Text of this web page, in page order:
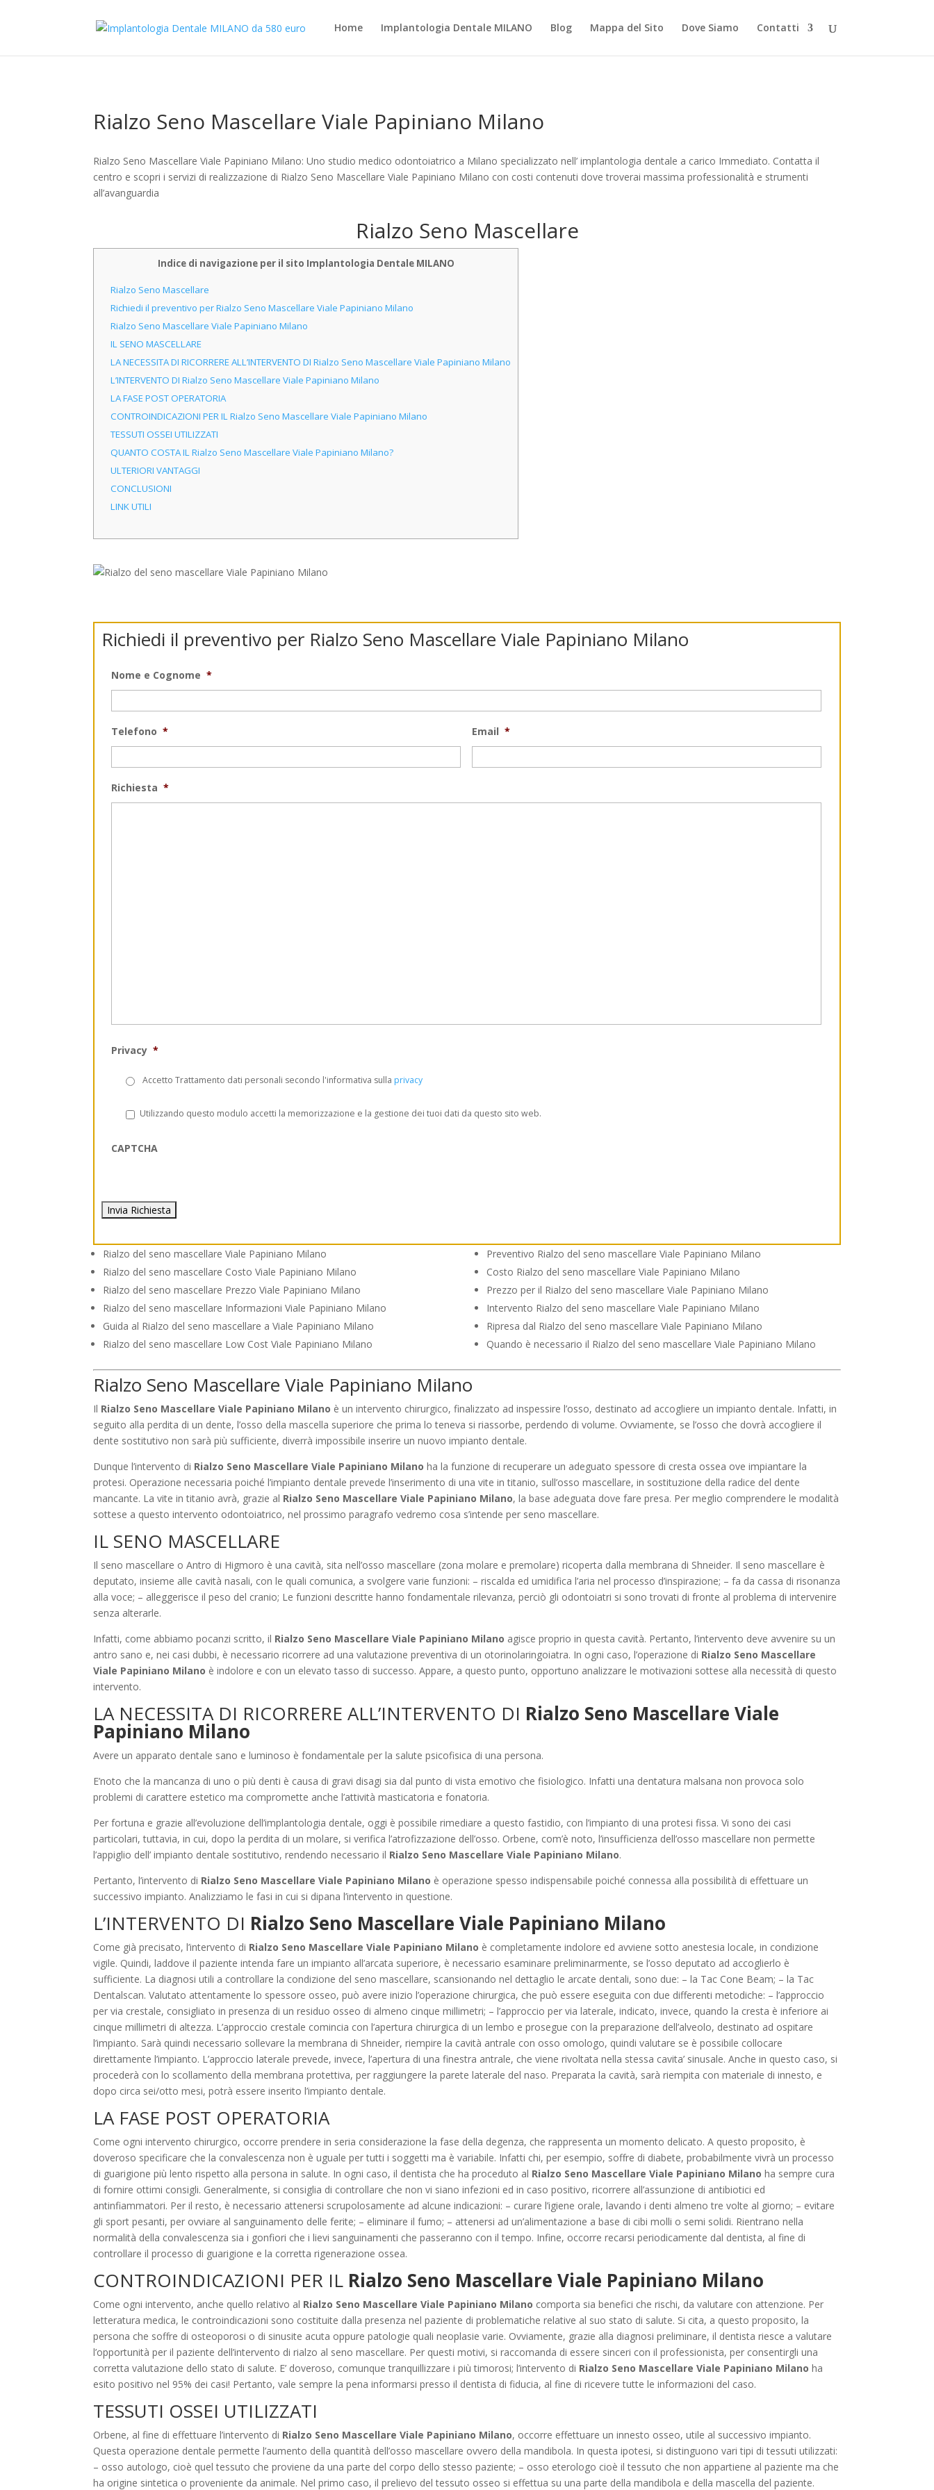
Home Implantologia Dentale MILANO Blog Mappa del Sito Dove Siamo Contatti
Rialzo Seno Mascellare Viale Papiniano Milano
Rialzo Seno Mascellare Viale Papiniano Milano: Uno studio medico odontoiatrico a Milano specializzato nell’ implantologia dentale a carico Immediato. Contatta il
centro e scopri i servizi di realizzazione di Rialzo Seno Mascellare Viale Papiniano Milano con costi contenuti dove troverai massima professionalità e strumenti
all’avanguardia
Rialzo Seno Mascellare
Indice di navigazione per il sito Implantologia Dentale MILANO
Rialzo Seno Mascellare
Richiedi il preventivo per Rialzo Seno Mascellare Viale Papiniano Milano
Rialzo Seno Mascellare Viale Papiniano Milano
IL SENO MASCELLARE
LA NECESSITA DI RICORRERE ALL’INTERVENTO DI Rialzo Seno Mascellare Viale Papiniano Milano
L’INTERVENTO DI Rialzo Seno Mascellare Viale Papiniano Milano
LA FASE POST OPERATORIA
CONTROINDICAZIONI PER IL Rialzo Seno Mascellare Viale Papiniano Milano
TESSUTI OSSEI UTILIZZATI
QUANTO COSTA IL Rialzo Seno Mascellare Viale Papiniano Milano?
ULTERIORI VANTAGGI
CONCLUSIONI
LINK UTILI
Richiedi il preventivo per Rialzo Seno Mascellare Viale Papiniano Milano
Nome e Cognome *
Telefono * Email *
Richiesta *
Privacy *
Accetto Trattamento dati personali secondo l'informativa sulla privacy
Privacy *
Utilizzando questo modulo accetti la memorizzazione e la gestione dei tuoi dati da questo sito web.
CAPTCHA
Rialzo del seno mascellare Viale Papiniano Milano
Rialzo del seno mascellare Costo Viale Papiniano Milano
Rialzo del seno mascellare Prezzo Viale Papiniano Milano
Rialzo del seno mascellare Informazioni Viale Papiniano Milano
Guida al Rialzo del seno mascellare a Viale Papiniano Milano
Rialzo del seno mascellare Low Cost Viale Papiniano Milano
Preventivo Rialzo del seno mascellare Viale Papiniano Milano
Costo Rialzo del seno mascellare Viale Papiniano Milano
Prezzo per il Rialzo del seno mascellare Viale Papiniano Milano
Intervento Rialzo del seno mascellare Viale Papiniano Milano
Ripresa dal Rialzo del seno mascellare Viale Papiniano Milano
Quando è necessario il Rialzo del seno mascellare Viale Papiniano Milano
Rialzo Seno Mascellare Viale Papiniano Milano
Il Rialzo Seno Mascellare Viale Papiniano Milano è un intervento chirurgico, finalizzato ad inspessire l’osso, destinato ad accogliere un impianto dentale. Infatti, in
seguito alla perdita di un dente, l’osso della mascella superiore che prima lo teneva si riassorbe, perdendo di volume. Ovviamente, se l’osso che dovrà accogliere il
dente sostitutivo non sarà più sufficiente, diverrà impossibile inserire un nuovo impianto dentale.
Dunque l’intervento di Rialzo Seno Mascellare Viale Papiniano Milano ha la funzione di recuperare un adeguato spessore di cresta ossea ove impiantare la
protesi. Operazione necessaria poiché l’impianto dentale prevede l’inserimento di una vite in titanio, sull’osso mascellare, in sostituzione della radice del dente
mancante. La vite in titanio avrà, grazie al Rialzo Seno Mascellare Viale Papiniano Milano, la base adeguata dove fare presa. Per meglio comprendere le modalità
sottese a questo intervento odontoiatrico, nel prossimo paragrafo vedremo cosa s’intende per seno mascellare.
IL SENO MASCELLARE
Il seno mascellare o Antro di Higmoro è una cavità, sita nell’osso mascellare (zona molare e premolare) ricoperta dalla membrana di Shneider. Il seno mascellare è
deputato, insieme alle cavità nasali, con le quali comunica, a svolgere varie funzioni: – riscalda ed umidifica l’aria nel processo d’inspirazione; – fa da cassa di risonanza
alla voce; – alleggerisce il peso del cranio; Le funzioni descritte hanno fondamentale rilevanza, perciò gli odontoiatri si sono trovati di fronte al problema di intervenire
senza alterarle.
Infatti, come abbiamo pocanzi scritto, il Rialzo Seno Mascellare Viale Papiniano Milano agisce proprio in questa cavità. Pertanto, l’intervento deve avvenire su un
antro sano e, nei casi dubbi, è necessario ricorrere ad una valutazione preventiva di un otorinolaringoiatra. In ogni caso, l’operazione di Rialzo Seno Mascellare
Viale Papiniano Milano è indolore e con un elevato tasso di successo. Appare, a questo punto, opportuno analizzare le motivazioni sottese alla necessità di questo
intervento.
LA NECESSITA DI RICORRERE ALL’INTERVENTO DI Rialzo Seno Mascellare Viale
Papiniano Milano
Avere un apparato dentale sano e luminoso è fondamentale per la salute psicofisica di una persona.
E’noto che la mancanza di uno o più denti è causa di gravi disagi sia dal punto di vista emotivo che fisiologico. Infatti una dentatura malsana non provoca solo
problemi di carattere estetico ma compromette anche l’attività masticatoria e fonatoria.
Per fortuna e grazie all’evoluzione dell’implantologia dentale, oggi è possibile rimediare a questo fastidio, con l’impianto di una protesi fissa. Vi sono dei casi
particolari, tuttavia, in cui, dopo la perdita di un molare, si verifica l’atrofizzazione dell’osso. Orbene, com’è noto, l’insufficienza dell’osso mascellare non permette
l’appiglio dell’ impianto dentale sostitutivo, rendendo necessario il Rialzo Seno Mascellare Viale Papiniano Milano.
Pertanto, l’intervento di Rialzo Seno Mascellare Viale Papiniano Milano è operazione spesso indispensabile poiché connessa alla possibilità di effettuare un
successivo impianto. Analizziamo le fasi in cui si dipana l’intervento in questione.
L’INTERVENTO DI Rialzo Seno Mascellare Viale Papiniano Milano
Come già precisato, l’intervento di Rialzo Seno Mascellare Viale Papiniano Milano è completamente indolore ed avviene sotto anestesia locale, in condizione
vigile. Quindi, laddove il paziente intenda fare un impianto all’arcata superiore, è necessario esaminare preliminarmente, se l’osso deputato ad accoglierlo è
sufficiente. La diagnosi utili a controllare la condizione del seno mascellare, scansionando nel dettaglio le arcate dentali, sono due: – la Tac Cone Beam; – la Tac
Dentalscan. Valutato attentamente lo spessore osseo, può avere inizio l’operazione chirurgica, che può essere eseguita con due differenti metodiche: – l’approccio
per via crestale, consigliato in presenza di un residuo osseo di almeno cinque millimetri; – l’approccio per via laterale, indicato, invece, quando la cresta è inferiore ai
cinque millimetri di altezza. L’approccio crestale comincia con l’apertura chirurgica di un lembo e prosegue con la preparazione dell’alveolo, destinato ad ospitare
l’impianto. Sarà quindi necessario sollevare la membrana di Shneider, riempire la cavità antrale con osso omologo, quindi valutare se è possibile collocare
direttamente l’impianto. L’approccio laterale prevede, invece, l’apertura di una finestra antrale, che viene rivoltata nella stessa cavita’ sinusale. Anche in questo caso, si
procederà con lo scollamento della membrana protettiva, per raggiungere la parete laterale del naso. Preparata la cavità, sarà riempita con materiale di innesto, e
dopo circa sei/otto mesi, potrà essere inserito l’impianto dentale.
LA FASE POST OPERATORIA
Come ogni intervento chirurgico, occorre prendere in seria considerazione la fase della degenza, che rappresenta un momento delicato. A questo proposito, è
doveroso specificare che la convalescenza non è uguale per tutti i soggetti ma è variabile. Infatti chi, per esempio, soffre di diabete, probabilmente vivrà un processo
di guarigione più lento rispetto alla persona in salute. In ogni caso, il dentista che ha proceduto al Rialzo Seno Mascellare Viale Papiniano Milano ha sempre cura
di fornire ottimi consigli. Generalmente, si consiglia di controllare che non vi siano infezioni ed in caso positivo, ricorrere all’assunzione di antibiotici ed
antinfiammatori. Per il resto, è necessario attenersi scrupolosamente ad alcune indicazioni: – curare l’igiene orale, lavando i denti almeno tre volte al giorno; – evitare
gli sport pesanti, per ovviare al sanguinamento delle ferite; – eliminare il fumo; – attenersi ad un’alimentazione a base di cibi molli o semi solidi. Rientrano nella
normalità della convalescenza sia i gonfiori che i lievi sanguinamenti che passeranno con il tempo. Infine, occorre recarsi periodicamente dal dentista, al fine di
controllare il processo di guarigione e la corretta rigenerazione ossea.
CONTROINDICAZIONI PER IL Rialzo Seno Mascellare Viale Papiniano Milano
Come ogni intervento, anche quello relativo al Rialzo Seno Mascellare Viale Papiniano Milano comporta sia benefici che rischi, da valutare con attenzione. Per
letteratura medica, le controindicazioni sono costituite dalla presenza nel paziente di problematiche relative al suo stato di salute. Si cita, a questo proposito, la
persona che soffre di osteoporosi o di sinusite acuta oppure patologie quali neoplasie varie. Ovviamente, grazie alla diagnosi preliminare, il dentista riesce a valutare
l’opportunità per il paziente dell’intervento di rialzo al seno mascellare. Per questi motivi, si raccomanda di essere sinceri con il professionista, per consentirgli una
corretta valutazione dello stato di salute. E’ doveroso, comunque tranquillizzare i più timorosi; l’intervento di Rialzo Seno Mascellare Viale Papiniano Milano ha
esito positivo nel 95% dei casi! Pertanto, vale sempre la pena informarsi presso il dentista di fiducia, al fine di ricevere tutte le informazioni del caso.
TESSUTI OSSEI UTILIZZATI
Orbene, al fine di effettuare l’intervento di Rialzo Seno Mascellare Viale Papiniano Milano, occorre effettuare un innesto osseo, utile al successivo impianto.
Questa operazione dentale permette l’aumento della quantità dell’osso mascellare ovvero della mandibola. In questa ipotesi, si distinguono vari tipi di tessuti utilizzati:
– osso autologo, cioè quel tessuto che proviene da una parte del corpo dello stesso paziente; – osso eterologo cioè il tessuto che non appartiene al paziente ma che
ha origine sintetica o proveniente da animale. Nel primo caso, il prelievo del tessuto osseo si effettua su una parte della mandibola e della mascella del paziente.